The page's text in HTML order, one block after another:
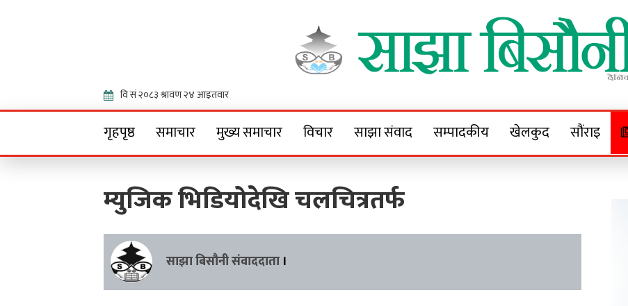
Sajha Bisaunee
गृहपृष्ठ समाचार मुख्य समाचार विचार साझा संवाद सम्पादकीय खेलकुद सौंराइ
म्युजिक भिडियोदेखि चलचित्रतर्फ
साझा बिसौनी संवाददाता ।